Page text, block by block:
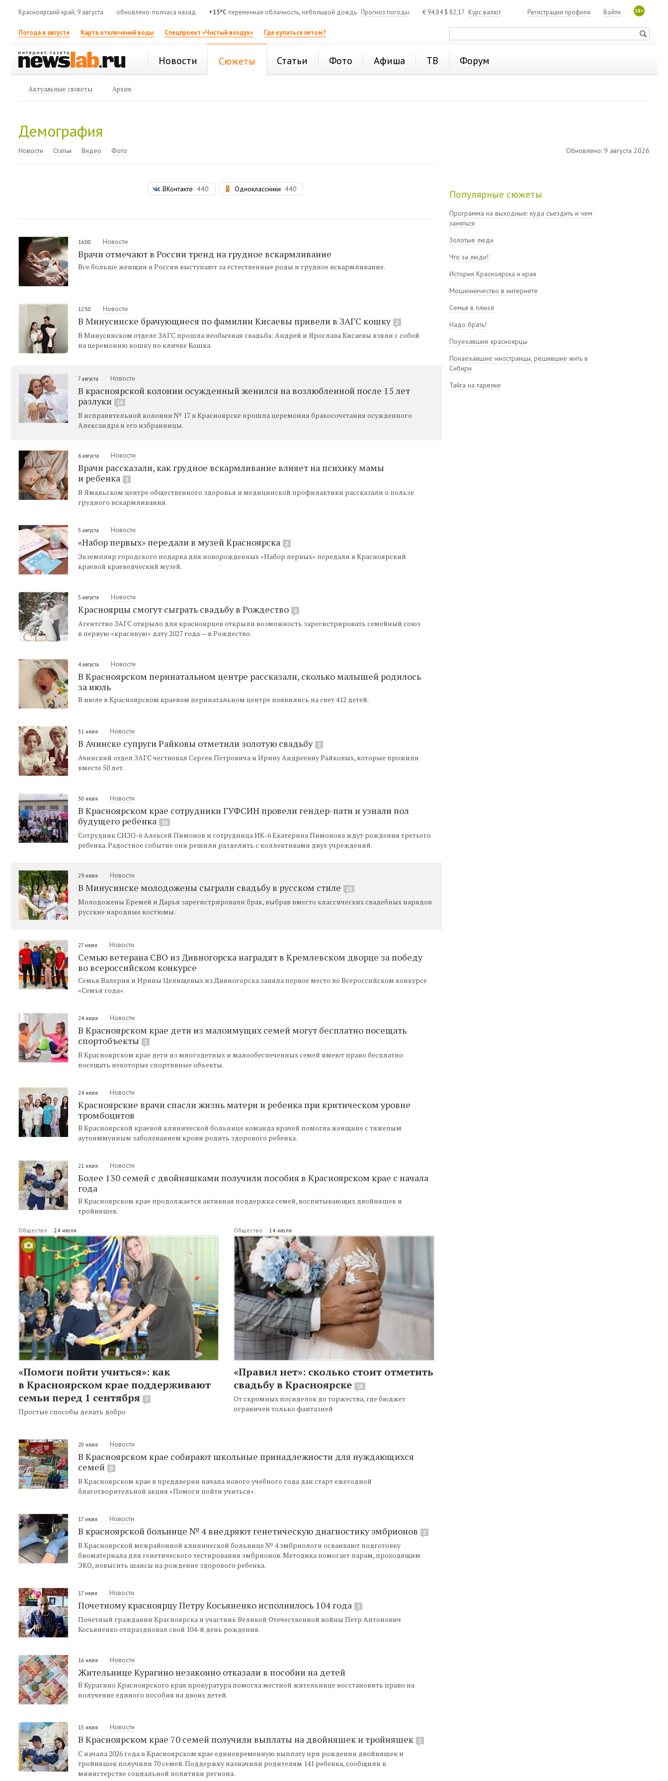
Красноярский край, 9 августа обновлено: полчаса назад +15°C переменная облачность, небольшой дождь Прогноз погоды € 94,84$ 82,17 Курс валют 18+
Войти
Регистрация профиля
Погода в августе Карта отключений воды Спецпроект «Чистый воздух» Где купаться летом?
Новости Сюжеты Статьи Фото Афиша ТВ Форум
Актуальные сюжеты Архив
Демография
Новости Статьи Видео Фото Обновлено: 9 августа 2026
ВКонтакте 440 Одноклассники 440
16:00 Новости
Врачи отмечают в России тренд на грудное вскармливание
Все больше женщин в России выступают за естественные роды и грудное вскармливание.
12:50 Новости
В Минусинске брачующиеся по фамилии Кисаевы привели в ЗАГС кошку 2
В Минусинском отделе ЗАГС прошла необычная свадьба: Андрей и Ярослава Кисаевы взяли с собой
на церемонию кошку по кличке Кошка.
7 августа Новости
В красноярской колонии осужденный женился на возлюбленной после 15 лет
разлуки
14
В исправительной колонии № 17 в Красноярске прошла церемония бракосочетания осужденного
Александра и его избранницы.
6 августа Новости
Врачи рассказали, как грудное вскармливание влияет на психику мамы
и ребенка
3
В Ямальском центре общественного здоровья и медицинской профилактики рассказали о пользе
грудного вскармливания.
5 августа Новости
«Набор первых» передали в музей Красноярска 2
Экземпляр городского подарка для новорожденных «Набор первых» передали в Красноярский
краевой краеведческий музей.
5 августа Новости
Красноярцы смогут сыграть свадьбу в Рождество 3
Агентство ЗАГС открыло для красноярцев открыли возможность зарегистрировать семейный союз
в первую «красивую» дату 2027 года — в Рождество.
4 августа Новости
В Красноярском перинатальном центре рассказали, сколько малышей родилось
за июль
В июле в Красноярском краевом перинатальном центре появились на свет 412 детей.
31 июля Новости
В Ачинске супруги Райковы отметили золотую свадьбу 2
Ачинский отдел ЗАГС чествовал Сергея Петровича и Ирину Андреевну Райковых, которые прожили
вместе 50 лет.
30 июля Новости
В Красноярском крае сотрудники ГУФСИН провели гендер-пати и узнали пол
будущего ребенка
10
Сотрудник СИЗО-6 Алексей Пимонов и сотрудница ИК-6 Екатерина Пимонова ждут рождения третьего
ребенка. Радостное событие они решили разделить с коллективами двух учреждений.
29 июля Новости
В Минусинске молодожены сыграли свадьбу в русском стиле 19
Молодожены Еремей и Дарья зарегистрировали брак, выбрав вместо классических свадебных нарядов
русские народные костюмы.
27 июля Новости
Семью ветерана СВО из Дивногорска наградят в Кремлевском дворце за победу
во всероссийском конкурсе
Семья Валерия и Ирины Целищевых из Дивногорска заняла первое место во Всероссийском конкурсе
«Семья года».
24 июля Новости
В Красноярском крае дети из малоимущих семей могут бесплатно посещать
спортобъекты
1
В Красноярском крае дети из многодетных и малообеспеченных семей имеют право бесплатно
посещать некоторые спортивные объекты.
24 июля Новости
Красноярские врачи спасли жизнь матери и ребенка при критическом уровне
тромбоцитов
В Красноярской краевой клинической больнице команда врачей помогла женщине с тяжелым
аутоиммунным заболеванием крови родить здорового ребенка.
21 июля Новости
Более 130 семей с двойняшками получили пособия в Красноярском крае с начала
года
В Красноярском крае продолжается активная поддержка семей, воспитывающих двойняшек и
тройняшек.
Общество 24 июля
«Помоги пойти учиться»: как
в Красноярском крае поддерживают
семьи перед 1 сентября
7
Простые способы делать добро
Общество 14 июля
«Правил нет»: сколько стоит отметить
свадьбу в Красноярске
19
От скромных посиделок до торжества, где бюджет
ограничен только фантазией
20 июля Новости
В Красноярском крае собирают школьные принадлежности для нуждающихся
семей
9
В Красноярском крае в преддверии начала нового учебного года дан старт ежегодной
благотворительной акция «Помоги пойти учиться».
17 июля Новости
В красноярской больнице № 4 внедряют генетическую диагностику эмбрионов 2
В Красноярской межрайонной клинической больнице № 4 эмбриологи осваивают подготовку
биоматериала для генетического тестирования эмбрионов. Методика помогает парам, проходящим
ЭКО, повысить шансы на рождение здорового ребенка.
17 июля Новости
Почетному красноярцу Петру Косьяненко исполнилось 104 года 3
Почетный гражданин Красноярска и участник Великой Отечественной войны Петр Антонович
Косьяненко отпраздновал свой 104-й день рождения.
16 июля Новости
Жительнице Курагино незаконно отказали в пособии на детей
В Курагино Красноярского края прокуратура помогла местной жительнице восстановить право на
получение единого пособия на двоих детей.
15 июля Новости
В Красноярском крае 70 семей получили выплаты на двойняшек и тройняшек 2
С начала 2026 года в Красноярском крае единовременную выплату при рождении двойняшек и
тройняшек получили 70 семей. Поддержку назначили родителям 141 ребенка, сообщили в
министерстве социальной политики региона.
Популярные сюжеты
Программа на выходные: куда съездить и чем
заняться
Золотые люди
Что за люди!
История Красноярска и края
Мошенничество в интернете
Семья в плюсе
Надо брать!
Поуехавшие красноярцы
Понаехавшие: иностранцы, решившие жить в
Сибири
Тайга на тарелке